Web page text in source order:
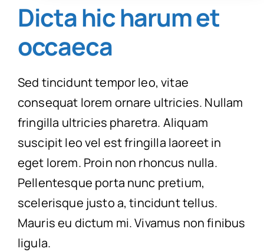
Dicta hic harum et
occaeca
Sed tincidunt tempor leo, vitae
consequat lorem ornare ultricies. Nullam
fringilla ultricies pharetra. Aliquam
suscipit leo vel est fringilla laoreet in
eget lorem. Proin non rhoncus nulla.
Pellentesque porta nunc pretium,
scelerisque justo a, tincidunt tellus.
Mauris eu dictum mi. Vivamus non finibus
ligula.